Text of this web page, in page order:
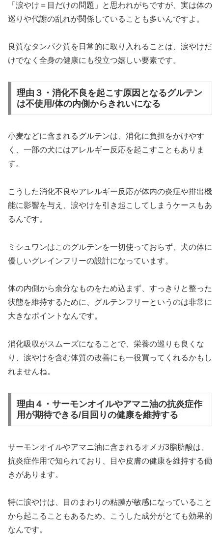
「涙やけ＝目だけの問題」と思われがちですが、実は体の
巡りや代謝の乱れが関係していることも多いんですよ。
良質なタンパク質を日常的に取り入れることは、涙やけだ
けでなく全身の健康にも役立つ嬉しい要素です。
理由３・消化不良を起こす原因となるグルテン
は不使用/体の内側からきれいになる
小麦などに含まれるグルテンは、消化に負担をかけやす
く、一部の犬にはアレルギー反応を起こすこともありま
す。
こうした消化不良やアレルギー反応が体内の炎症や排出機
能に影響を与え、涙やけを引き起こしてしまうケースもあ
るんです。
ミシュワンはこのグルテンを一切使っておらず、犬の体に
優しいグレインフリーの設計になっています。
体の内側から余分なものをため込まず、すっきりと整った
状態を維持するために、グルテンフリーというのは非常に
大きなポイントなんです。
消化吸収がスムーズになることで、栄養の巡りも良くな
り、涙やけを含む体質の改善にも一役買ってくれるかもし
れませんね。
理由４・サーモンオイルやアマニ油の抗炎症作
用が期待できる/目回りの健康を維持する
サーモンオイルやアマニ油に含まれるオメガ3脂肪酸は、
抗炎症作用で知られており、目や皮膚の健康を維持する働
きがあります。
特に涙やけは、目のまわりの粘膜が敏感になっていること
から起こることもあるため、こうした成分がとても効果的
なんです。